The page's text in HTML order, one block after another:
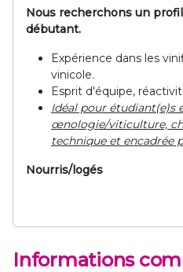
Nous recherchons un
débutant.
Expérience dans les
vinicole.
Esprit d'équipe,
Idéal pour étudiant(e)s
œnologie/viticulture,
technique et encadrée
Nourris/logés
Informations